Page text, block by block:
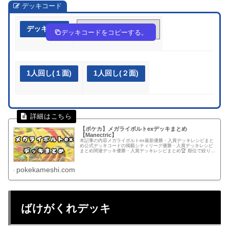
デッキコード
デッキ作成 FVkVbk-CE3tW1-fFvFFF
デッキコードをコピーする。
1人回し(１面) 1人回し(２面)
【ポケカ】メガライボルトexデッキまとめ
【Manectric】
本記事の内容メガライボルトex最新優勝・入賞デッキレシピまと
め公式デッキコードの掲載シティリーグ優勝・入賞デッキレシピ
まとめ関連デッキ優勝・入賞デッキレシピまとめ🏆 順位で絞り込
pokekameshi.com
ばけがくれデッキ